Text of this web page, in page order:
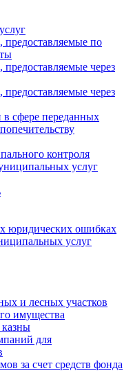
по
через
через
в сфере переданных
контроля
услуг
юридических ошибках
услуг
и лесных участков
имущества
для
за счет средств фонда